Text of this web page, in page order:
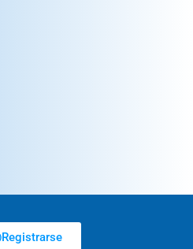
Registrarse